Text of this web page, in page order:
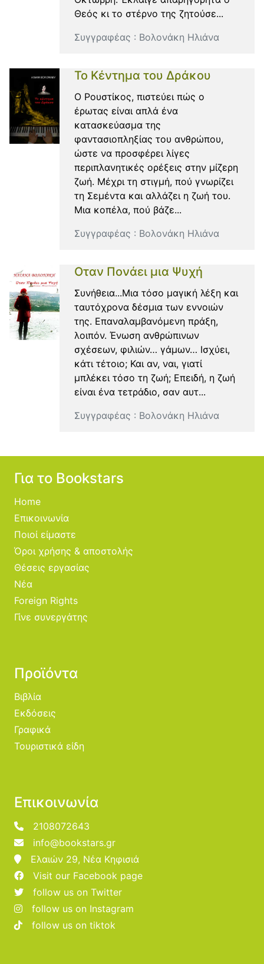
Θεός κι το στέρνο της ζητούσε...
Συγγραφέας : Βολονάκη Ηλιάνα
Το Κέντημα του Δράκου
Ο Ρουστίκος, πιστεύει πώς ο
έρωτας είναι απλά ένα
κατασκεύασμα της
φαντασιοπληξίας του ανθρώπου,
ώστε να προσφέρει λίγες
περιπλανητικές ορέξεις στην μίζερη
ζωή. Μέχρι τη στιγμή, πού γνωρίζει
τη Σεμέντα και αλλάζει η ζωή του.
Μια κοπέλα, πού βάζε...
Συγγραφέας : Βολονάκη Ηλιάνα
Οταν Πονάει μια Ψυχή
Συνήθεια...Μια τόσο μαγική λέξη και
ταυτόχρονα δέσμια των εννοιών
της. Επαναλαμβανόμενη πράξη,
λοιπόν. Ένωση ανθρώπινων
σχέσεων, φιλιών… γάμων… Ισχύει,
κάτι τέτοιο; Και αν, ναι, γιατί
μπλέκει τόσο τη ζωή; Επειδή, η ζωή
είναι ένα τετράδιο, σαν αυτ...
Συγγραφέας : Βολονάκη Ηλιάνα
Για το Bookstars
Home
Επικοινωνία
Ποιοί είμαστε
Όροι χρήσης & αποστολής
Θέσεις εργασίας
Νέα
Foreign Rights
Γίνε συνεργάτης
Προϊόντα
Βιβλία
Εκδόσεις
Γραφικά
Τουριστικά είδη
Επικοινωνία
2108072643
info@bookstars.gr
Ελαιών 29, Νέα Κηφισιά
Visit our Facebook page
follow us on Twitter
follow us on Instagram
follow us on tiktok